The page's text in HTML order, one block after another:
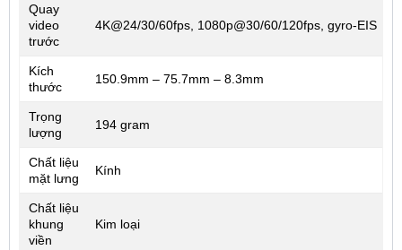
Quay
video
trước
4K@24/30/60fps, 1080p@30/60/120fps, gyro-EIS
Kích
thước
150.9mm – 75.7mm – 8.3mm
Trọng
lượng
194 gram
Chất liệu
mặt lưng
Kính
Chất liệu
khung
viền
Kim loại